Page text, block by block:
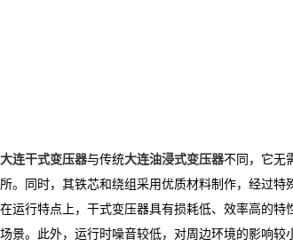
大连干式变压器与传统大连油浸式变压器不同，它无
所。同时，其铁芯和绕组采用优质材料制作，经过
在运行特点上，干式变压器具有损耗低、效率高的
场景。此外，运行时噪音较低，对周边环境的影响较